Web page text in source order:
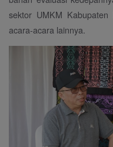
sektor UMKM
acara-acara lainnya.